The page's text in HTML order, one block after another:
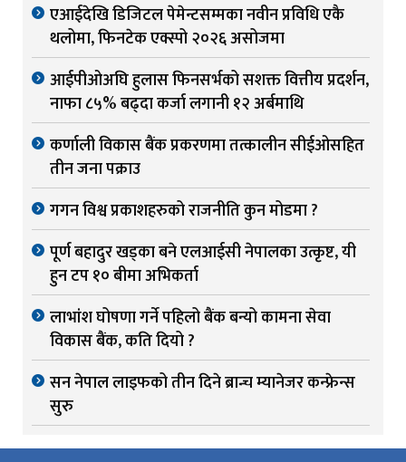
एआईदेखि डिजिटल पेमेन्टसम्मका नवीन प्रविधि एकै
थलोमा, फिनटेक एक्स्पो २०२६ असोजमा
आईपीओअघि हुलास फिनसर्भको सशक्त वित्तीय प्रदर्शन,
नाफा ८५% बढ्दा कर्जा लगानी १२ अर्बमाथि
कर्णाली विकास बैंक प्रकरणमा तत्कालीन सीईओसहित
तीन जना पक्राउ
गगन विश्व प्रकाशहरुको राजनीति कुन मोडमा ?
पूर्ण बहादुर खड्का बने एलआईसी नेपालका उत्कृष्ट, यी
हुन टप १० बीमा अभिकर्ता
लाभांश घोषणा गर्ने पहिलो बैंक बन्यो कामना सेवा
विकास बैंक, कति दियो ?
सन नेपाल लाइफको तीन दिने ब्रान्च म्यानेजर कन्फ्रेन्स
सुरु